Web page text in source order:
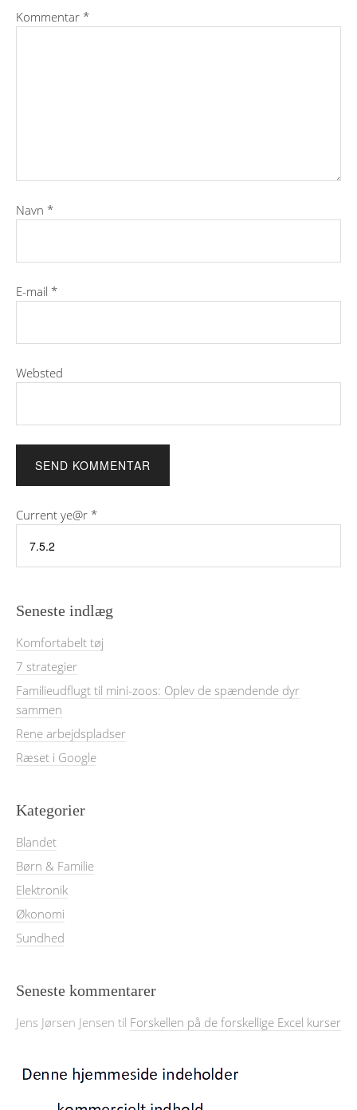
Kommentar *
Navn *
E-mail *
Websted
Current ye@r *
Seneste indlæg
Komfortabelt tøj
7 strategier
Familieudflugt til mini-zoos: Oplev de spændende dyr
sammen
Rene arbejdspladser
Ræset i Google
Kategorier
Blandet
Børn & Familie
Elektronik
Økonomi
Sundhed
Seneste kommentarer
Jens Jørsen Jensen til Forskellen på de forskellige Excel kurser